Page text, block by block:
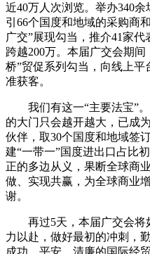
近40万人次浏览。举办340
引66个国度和地域的采购商
广交”展现勾当，推介41家
跨越200万。本届广交会期
桥”贸促系列勾当，向线上
准获客。
我们有这一“主要法宝”。
的大门只会越开越大，已成
伙伴，取30个国度和地域签
建“一带一”国度进出口占比
正的多边从义，果断全球商
做、实现共赢，为全球商业
谢。
再过5天，本届广交会将
力以赴，做好最初的冲刺，